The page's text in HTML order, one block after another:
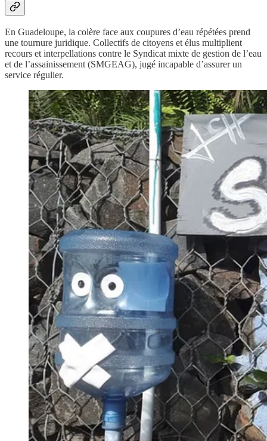
En Guadeloupe, la colère face aux coupures d’eau répétées prend
une tournure juridique. Collectifs de citoyens et élus multiplient
recours et interpellations contre le Syndicat mixte de gestion de l’eau
et de l’assainissement (SMGEAG), jugé incapable d’assurer un
service régulier.